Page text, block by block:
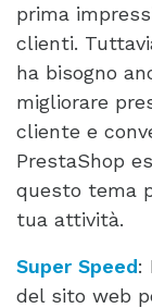
prima
clienti.
ha bisogno
migliorare
cliente e
PrestaShop
questo tema
tua attività.
Super Speed:
del sito web